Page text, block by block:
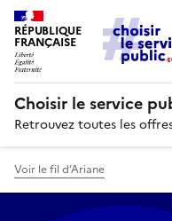
RÉPUBLIQUE
FRANÇAISE
Choisir le service
Retrouvez toutes les
Voir le fil d’Ariane